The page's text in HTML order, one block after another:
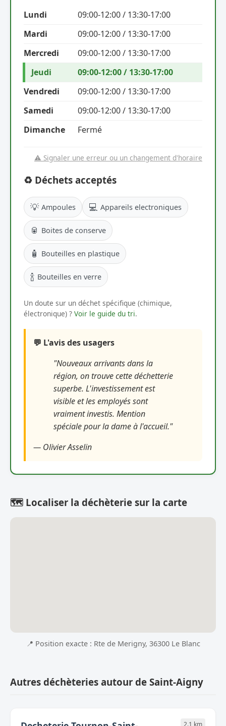
Lundi
09:00-12:00 / 13:30-17:00
Mardi
09:00-12:00 / 13:30-17:00
Mercredi
09:00-12:00 / 13:30-17:00
Jeudi
09:00-12:00 / 13:30-17:00
Vendredi
09:00-12:00 / 13:30-17:00
Samedi
09:00-12:00 / 13:30-17:00
Dimanche
Fermé
⚠️ Signaler une erreur ou un changement d'horaire
♻️ Déchets acceptés
💡 Ampoules 💻 Appareils electroniques
🥫 Boites de conserve
🧴 Bouteilles en plastique
🍾 Bouteilles en verre
Un doute sur un déchet spécifique (chimique,
électronique) ? Voir le guide du tri.
💬 L'avis des usagers
"Nouveaux arrivants dans la
région, on trouve cette déchetterie
superbe. L'investissement est
visible et les employés sont
vraiment investis. Mention
spéciale pour la dame à l'accueil."
— Olivier Asselin
🗺️ Localiser la déchèterie sur la carte
📍 Position exacte : Rte de Merigny, 36300 Le Blanc
Autres déchèteries autour de Saint-Aigny